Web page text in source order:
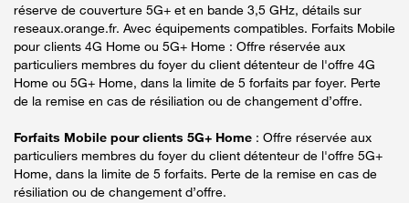
réserve de couverture 5G+ et en bande 3,5 GHz, détails sur
reseaux.orange.fr. Avec équipements compatibles. Forfaits Mobile
pour clients 4G Home ou 5G+ Home : Offre réservée aux
particuliers membres du foyer du client détenteur de l'offre 4G
Home ou 5G+ Home, dans la limite de 5 forfaits par foyer. Perte
de la remise en cas de résiliation ou de changement d’offre.
Forfaits Mobile pour clients 5G+ Home : Offre réservée aux
particuliers membres du foyer du client détenteur de l'offre 5G+
Home, dans la limite de 5 forfaits. Perte de la remise en cas de
résiliation ou de changement d’offre.